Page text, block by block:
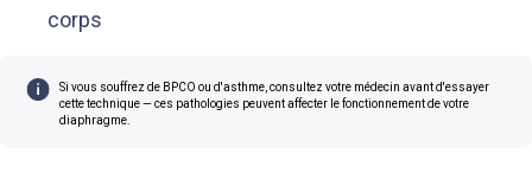
corps
Si vous souffrez de BPCO ou d'asthme, consultez votre médecin avant d'essayer
cette technique — ces pathologies peuvent affecter le fonctionnement de votre
diaphragme.